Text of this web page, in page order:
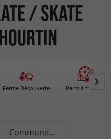
/ Skate
Ferme Découverte Parcs à thèmes
Commune...